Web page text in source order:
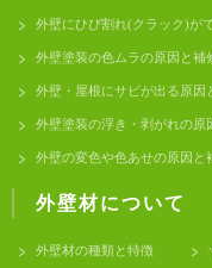
外壁にひび割れ(クラック)が
外壁塗装の色ムラの原因と補
外壁・屋根にサビが出る原因
外壁塗装の浮き・剥がれの原
外壁の変色や色あせの原因と
外壁材について
外壁材の種類と特徴